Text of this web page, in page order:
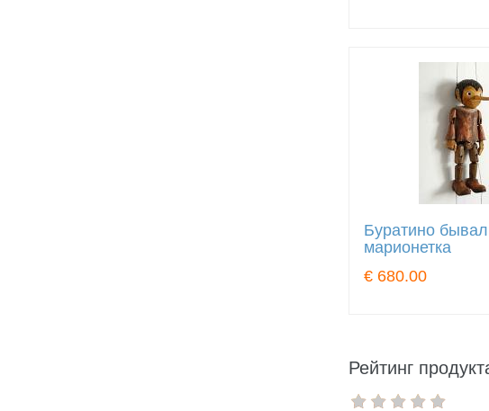
Буратино
марионетка
€ 680.00
Рейтинг